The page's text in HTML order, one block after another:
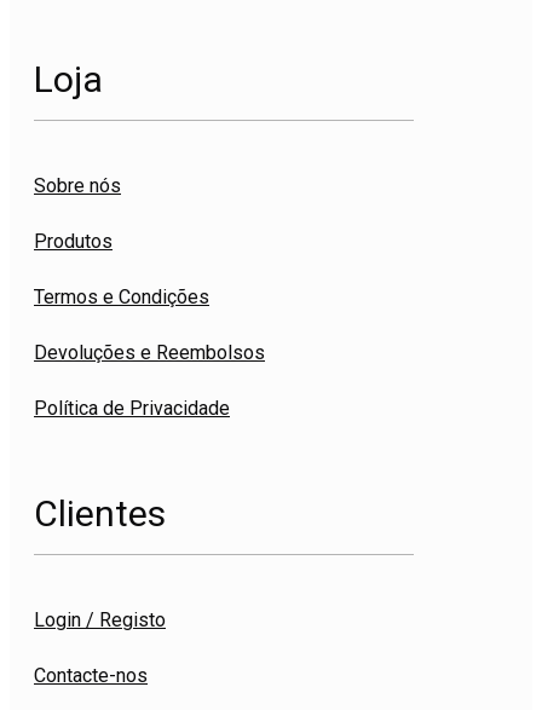
Loja
Sobre nós
Produtos
Termos e Condições
Devoluções e Reembolsos
Política de Privacidade
Clientes
Login / Registo
Contacte-nos